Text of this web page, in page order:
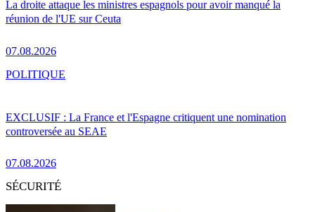
La droite attaque les ministres espagnols pour avoir manqué la
réunion de l'UE sur Ceuta
07.08.2026
EXCLUSIF : La France et l'Espagne critiquent une nomination
controversée au SEAE
07.08.2026
POLITIQUE
SÉCURITÉ